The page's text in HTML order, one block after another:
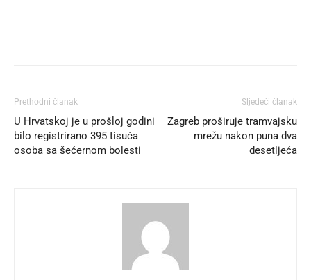
Prethodni članak
U Hrvatskoj je u prošloj godini
bilo registrirano 395 tisuća
osoba sa šećernom bolesti
Sljedeći članak
Zagreb proširuje tramvajsku
mrežu nakon puna dva
desetljeća